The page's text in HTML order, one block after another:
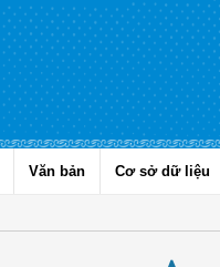
Văn bản Cơ sở dữ liệu